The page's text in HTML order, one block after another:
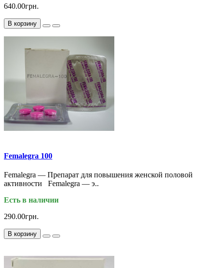
640.00грн.
В корзину
Femalegra 100
Femalegra — Препарат для повышения женской половой
активности Femalegra — э..
Есть в наличии
290.00грн.
В корзину